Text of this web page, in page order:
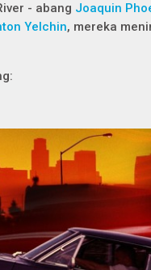
- abang Joaquin
Yelchin, mereka